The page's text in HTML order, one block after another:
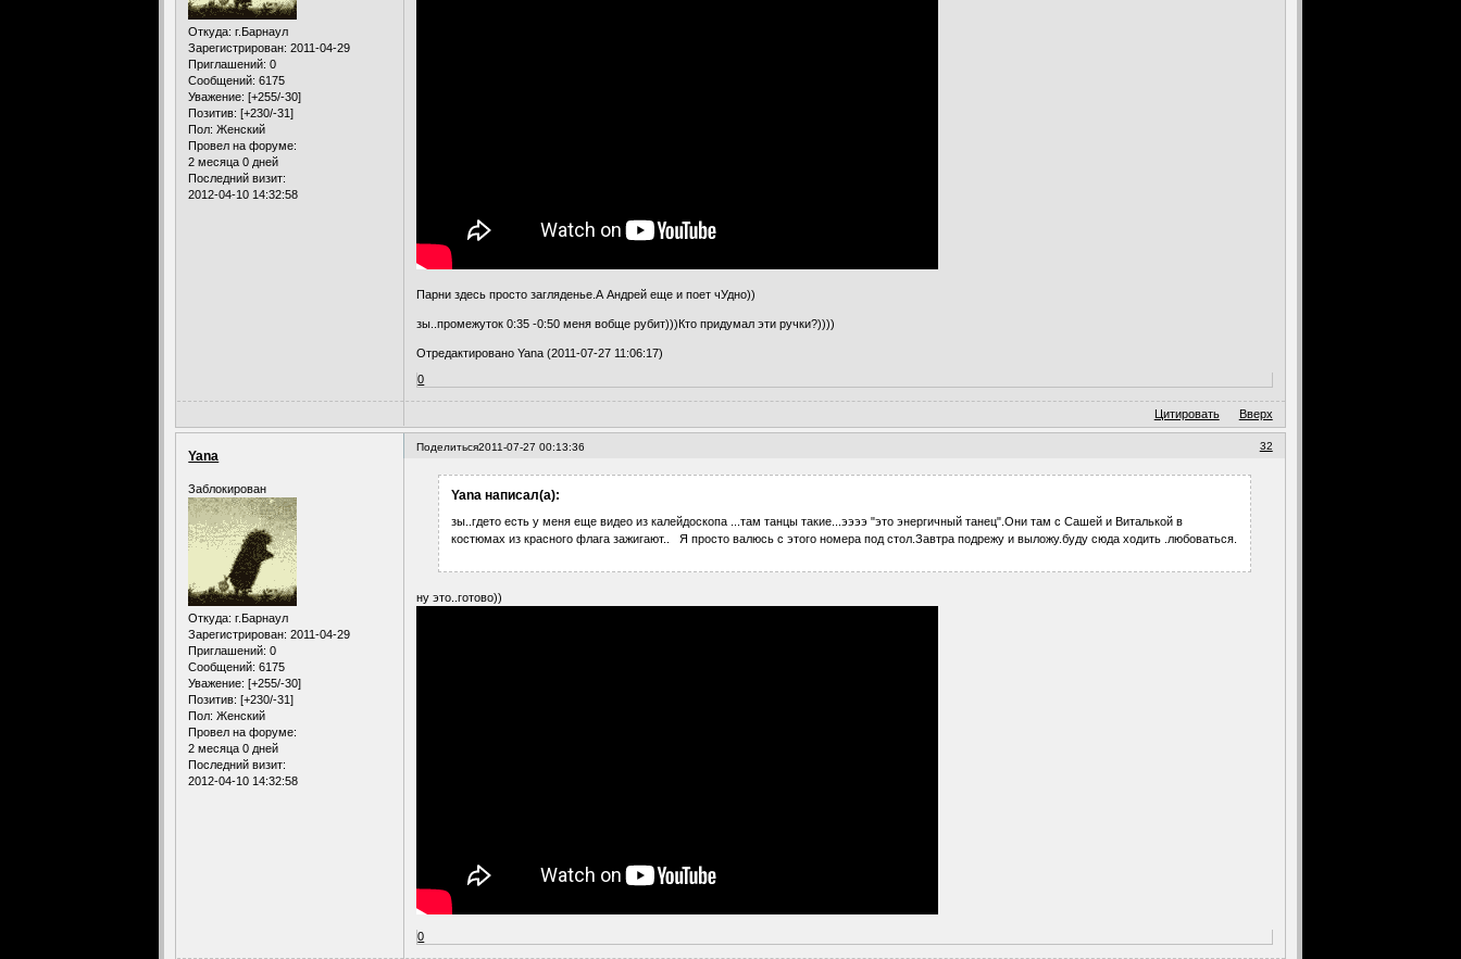
Откуда: г.Барнаул
Зарегистрирован: 2011-04-29
Приглашений: 0
Сообщений: 6175
Уважение: [+255/-30]
Позитив: [+230/-31]
Пол: Женский
Провел на форуме:
2 месяца 0 дней
Последний визит:
2012-04-10 14:32:58
Парни здесь просто загляденье.А Андрей еще и поет чУдно))
зы..промежуток 0:35 -0:50 меня вобще рубит)))Кто придумал эти ручки?))))
Отредактировано Yana (2011-07-27 11:06:17)
0
Цитировать Вверх
Поделиться 32
2011-07-27 00:13:36
Yana
Заблокирован
Откуда: г.Барнаул
Зарегистрирован: 2011-04-29
Приглашений: 0
Сообщений: 6175
Уважение: [+255/-30]
Позитив: [+230/-31]
Пол: Женский
Провел на форуме:
2 месяца 0 дней
Последний визит:
2012-04-10 14:32:58
Yana написал(а):
зы..гдето есть у меня еще видео из калейдоскопа ...там танцы такие...ээээ "это энергичный танец".Они там с Сашей и Виталькой в
костюмах из красного флага зажигают.. Я просто валюсь с этого номера под стол.Завтра подрежу и выложу.буду сюда ходить .любоваться.
ну это..готово))
0